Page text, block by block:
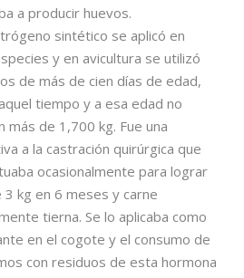
a producir huevos.
sintético se aplicó en
y en avicultura se utilizó
de más de cien días de edad,
tiempo y a esa edad no
más de 1,700 kg. Fue una
a la castración quirúrgica que
ocasionalmente para lograr
3 kg en 6 meses y carne
tierna. Se lo aplicaba como
en el cogote y el consumo de
con residuos de esta hormona